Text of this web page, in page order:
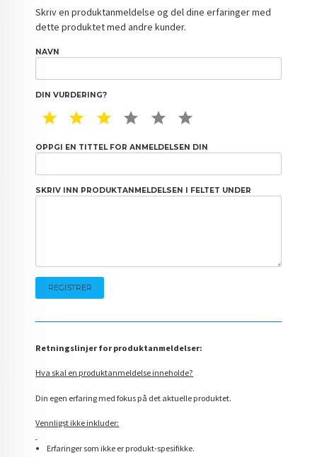
Skriv en produktanmeldelse og del dine erfaringer med
dette produktet med andre kunder.
NAVN
DIN VURDERING?
1 STAR2 STAR3 STAR4 STAR5 STAR
OPPGI EN TITTEL FOR ANMELDELSEN DIN
SKRIV INN PRODUKTANMELDELSEN I FELTET UNDER
Retningslinjer for produktanmeldelser:
Hva skal en produktanmeldelse inneholde?
Din egen erfaring med fokus på det aktuelle produktet.
Vennligst ikke inkluder:
Erfaringer som ikke er produkt-spesifikke.